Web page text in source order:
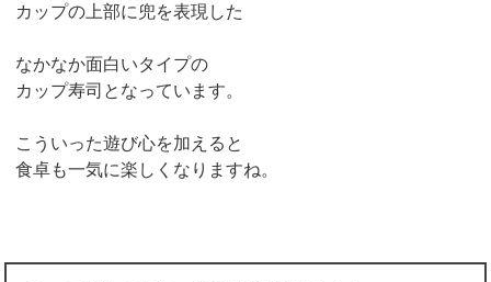
カップの上部に兜を表現した
なかなか面白いタイプの
カップ寿司となっています。
こういった遊び心を加えると
食卓も一気に楽しくなりますね。